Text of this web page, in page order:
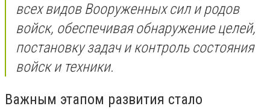
всех видов Вооруженных сил и родов
войск, обеспечивая обнаружение целей,
постановку задач и контроль состояния
войск и техники.
Важным этапом развития стало